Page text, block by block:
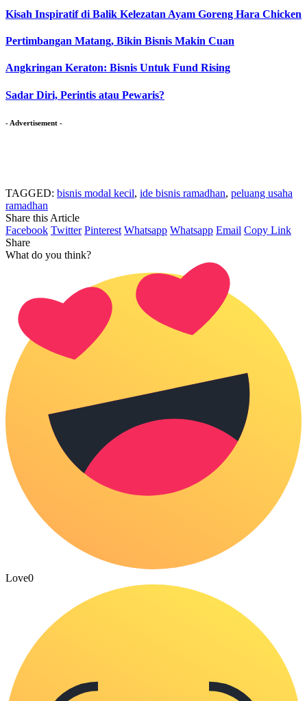
Kisah Inspiratif di Balik Kelezatan Ayam Goreng Hara Chicken
Pertimbangan Matang, Bikin Bisnis Makin Cuan
Angkringan Keraton: Bisnis Untuk Fund Rising
Sadar Diri, Perintis atau Pewaris?
- Advertisement -
TAGGED: bisnis modal kecil, ide bisnis ramadhan, peluang usaha
ramadhan
Share this Article
Facebook Twitter Pinterest Whatsapp Whatsapp Email Copy Link
Share
What do you think?
Love0